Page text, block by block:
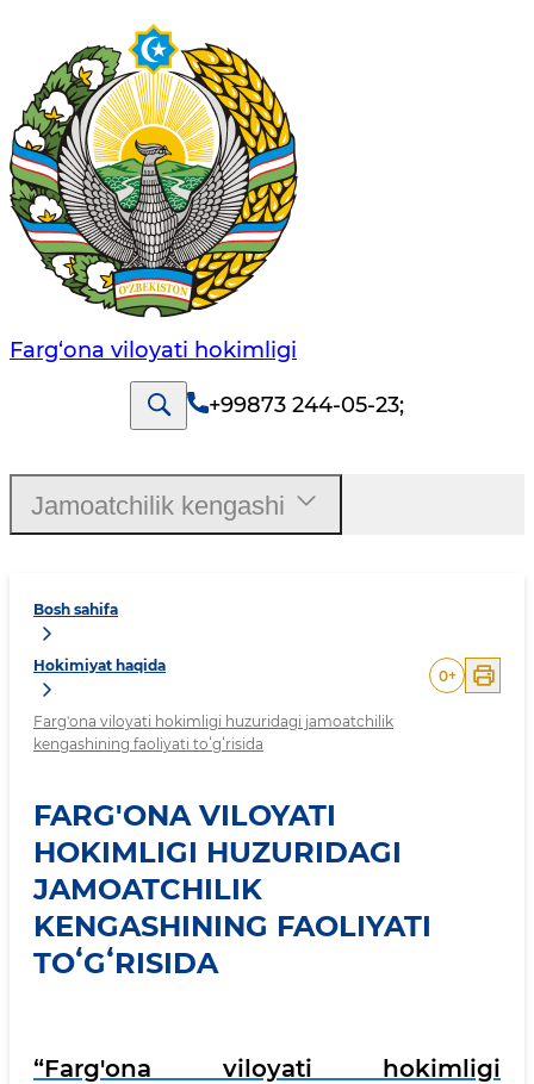
Farg‘оnа vilоyati hоkimligi
+99873 244-05-23;
Bosh sahifa
Hokimiyat haqida
Farg'ona viloyati hokimligi huzuridagi jamoatchilik
kengashining faoliyati toʻgʻrisida
0+
FARG'ONA VILOYATI
HOKIMLIGI HUZURIDAGI
JAMOATCHILIK
KENGASHINING FAOLIYATI
TOʻGʻRISIDA
“Farg'ona viloyati hokimligi
Jamoatchilik kengashi